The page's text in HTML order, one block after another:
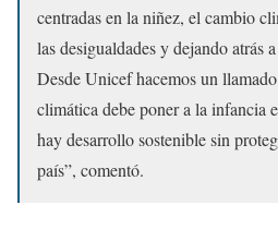
centradas en la niñez, el cambio
las desigualdades y dejando atrás
Desde Unicef hacemos un
climática debe poner a la infancia
hay desarrollo sostenible sin
país”, comentó.